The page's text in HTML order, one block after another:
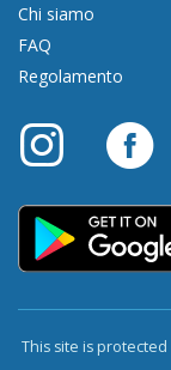
Chi siamo
FAQ
Regolamento
This site is protected